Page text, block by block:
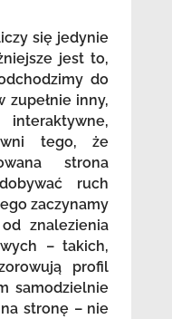
się jedynie
jest to,
do
zupełnie inny,
interaktywne,
tego, że
strona
ruch
zaczynamy
znalezienia
– takich,
profil
samodzielnie
stronę – nie